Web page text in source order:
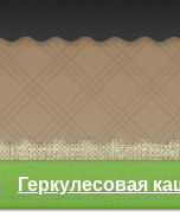
Геркулесовая